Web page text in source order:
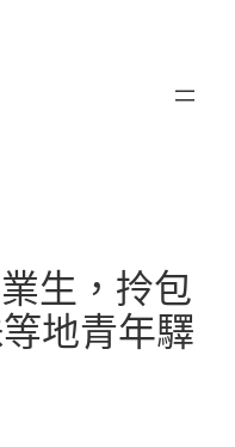
生，拎包
地青年驛